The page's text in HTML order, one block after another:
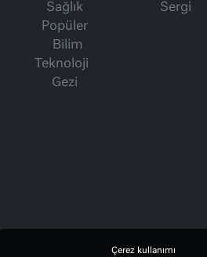
Sağlık
Popüler
Bilim
Teknoloji
Gezi
Sergi
Çerez kullanımı